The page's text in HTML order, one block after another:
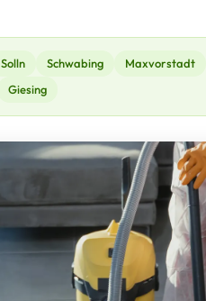
Solln Schwabing Maxvorstadt
Giesing